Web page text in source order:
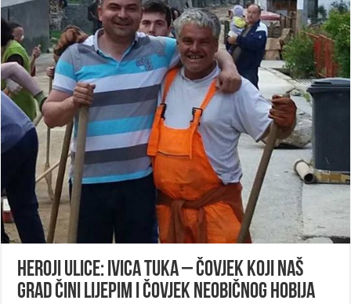
Heroji ulice: Ivica Tuka – čovjek koji naš
grad čini lijepim i čovjek neobičnog hobija